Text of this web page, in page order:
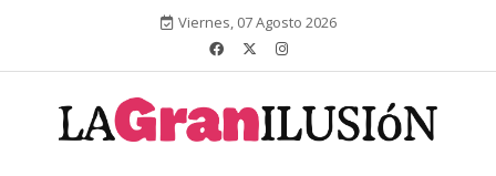
Viernes, 07 Agosto 2026